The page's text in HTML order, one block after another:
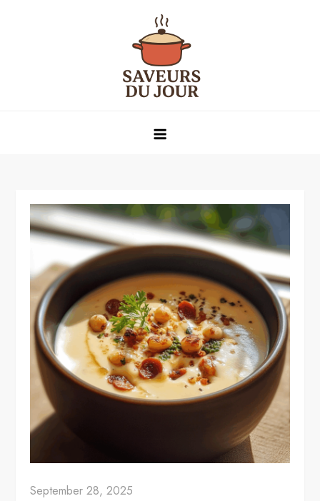
September 28, 2025